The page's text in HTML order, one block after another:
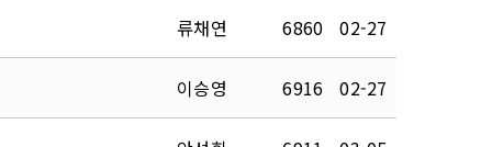
류채연 6860 02-27
이승영 6916 02-27